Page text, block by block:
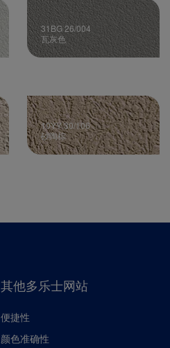
31BG 26/004
瓦灰色
10YY 30/106
砂陶棕
其他多乐士网站
便捷性
颜色准确性